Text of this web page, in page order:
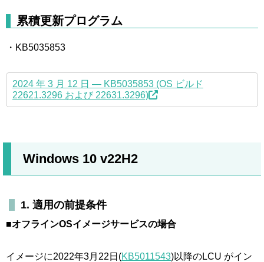
累積更新プログラム
・KB5035853
2024 年 3 月 12 日 — KB5035853 (OS ビルド
22621.3296 および 22631.3296)
Windows 10 v22H2
1. 適用の前提条件
■オフラインOSイメージサービスの場合
イメージに2022年3月22日(KB5011543)以降のLCU がイン